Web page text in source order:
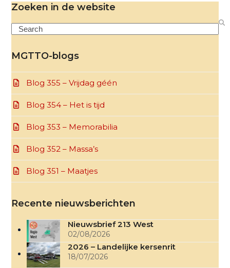
Zoeken in de website
Search
MGTTO-blogs
Blog 355 – Vrijdag géén
Blog 354 – Het is tijd
Blog 353 – Memorabilia
Blog 352 – Massa’s
Blog 351 – Maatjes
Recente nieuwsberichten
Nieuwsbrief 213 West
02/08/2026
2026 – Landelijke kersenrit
18/07/2026